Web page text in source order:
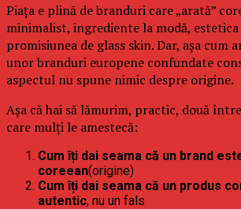
Piața e plină de branduri care „arată”
minimalist, ingrediente la modă, estetica
promisiunea de glass skin. Dar, așa cum
unor branduri europene confundate
aspectul nu spune nimic despre origine.
Așa că hai să lămurim, practic, două
care mulți le amestecă:
Cum îți dai seama că un brand
coreean(origine)
Cum îți dai seama că un produs
autentic, nu un fals